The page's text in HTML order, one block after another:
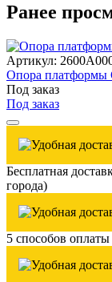
Ранее
Артикул:
Опора платформы
Под заказ
Под заказ
Бесплатная
города)
5 способов